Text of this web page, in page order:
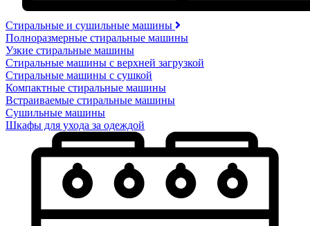
Стиральные и сушильные машины
Полноразмерные стиральные машины
Узкие стиральные машины
Стиральные машины с верхней загрузкой
Стиральные машины с сушкой
Компактные стиральные машины
Встраиваемые стиральные машины
Сушильные машины
Шкафы для ухода за одеждой